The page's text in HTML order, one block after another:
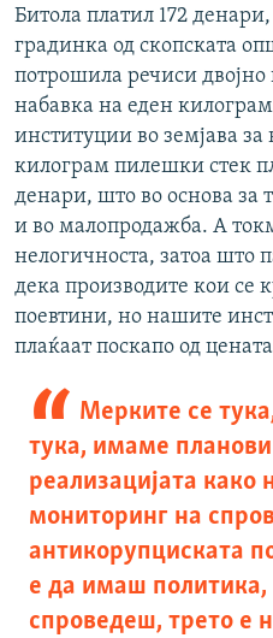
Битола платил 172
градинка од скопската
потрошила речиси
набавка на еден
институции во земјава за
килограм пилешки стек
денари, што во основа за
и во малопродажба. А
нелогичноста, затоа што
дека производите кои се
поевтини, но нашите
плаќаат поскапо од
Мерките се
тука, имаме
реализацијата како
мониторинг на
антикорупциската
е да имаш политика,
спроведеш, трето е